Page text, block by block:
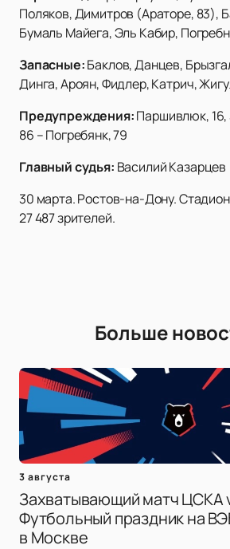
Поляков, Димитров (Араторе, 83),
Бумаль Майега, Эль Кабир,
Запасные:Баклов, Данцев,
Динга, Ароян, Фидлер, Катрич,
Предупреждения:Паршивлюк, 16,
86 – Погребянк, 79
Главный судья: Василий Казарцев
30 марта. Ростов-на-Дону.
27 487 зрителей.
Больше
3 августа
Захватывающий матч ЦСКА
Футбольный праздник на
в Москве